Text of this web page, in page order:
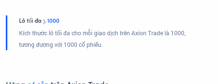
Lô tối đa 1000
Kích thước lô tối đa cho mỗi giao dịch trên Axion Trade là 1000,
tương đương với 1000 cổ phiếu.